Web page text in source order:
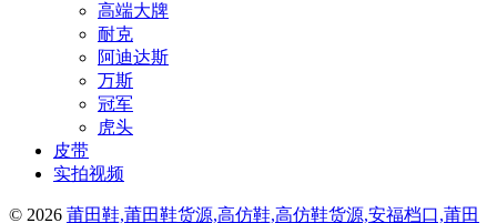
高端大牌
耐克
阿迪达斯
万斯
冠军
虎头
皮带
实拍视频
© 2026 莆田鞋,莆田鞋货源,高仿鞋,高仿鞋货源,安福档口,莆田